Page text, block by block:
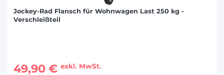
Jockey-Rad Flansch für Wohnwagen Last 250 kg -
Verschleißteil
49,90 € exkl. MwSt.